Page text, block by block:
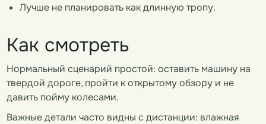
Лучше не планировать как длинную тропу.
Как смотреть
Нормальный сценарий простой: оставить машину на
твердой дороге, пройти к открытому обзору и не
давить пойму колесами.
Важные детали часто видны с дистанции: влажная